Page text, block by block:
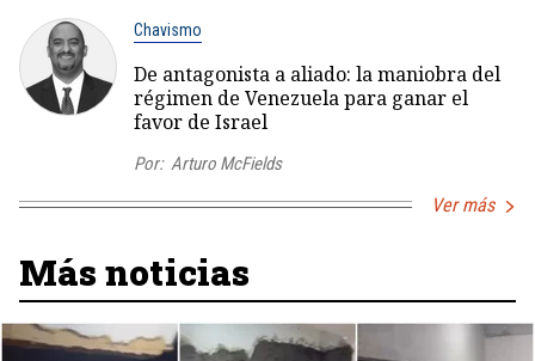
Chavismo
De antagonista a aliado: la maniobra del
régimen de Venezuela para ganar el
favor de Israel
Por: Arturo McFields
Ver más
Más noticias